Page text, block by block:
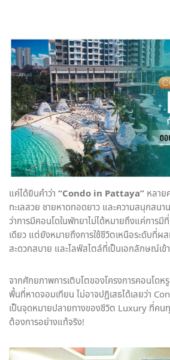
แค่ได้ยินคำว่า “Condo in Pattaya” หลาย
ทะเลสวย ชายหาดทอดยาว และความสนุกสน
ว่าการมีคอนโดในพัทยาไม่ได้หมายถึงแค่การมี
เดียว แต่ยังหมายถึงการใช้ชีวิตเหนือระดับที่ผ
สะดวกสบาย และไลฟ์สไตล์ที่เป็นเอกลักษณ์เข้
จากศักยภาพการเติบโตของโครงการคอนโดห
พื้นที่หาดจอมเทียน ไม่อาจปฏิเสธได้เลยว่า
เป็นจุดหมายปลายทางของชีวิต Luxury ที่คนทุ
ต้องการอย่างแท้จริง!